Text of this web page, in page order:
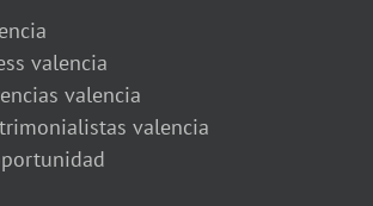
valencia
valencia
valencia